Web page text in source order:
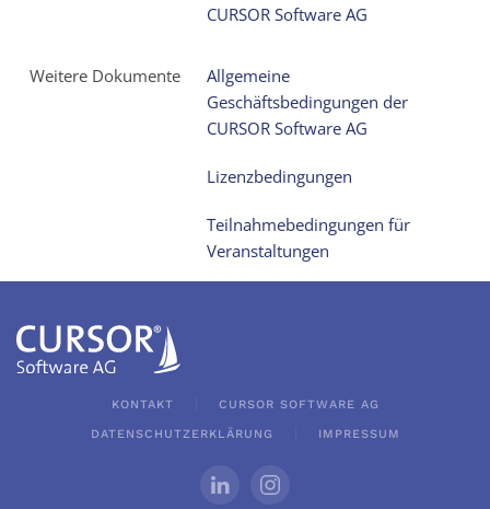
CURSOR Software AG
Weitere Dokumente
Allgemeine
Geschäftsbedingungen der
CURSOR Software AG
Lizenzbedingungen
Teilnahmebedingungen für
Veranstaltungen
KONTAKT CURSOR SOFTWARE AG
DATENSCHUTZERKLÄRUNG IMPRESSUM